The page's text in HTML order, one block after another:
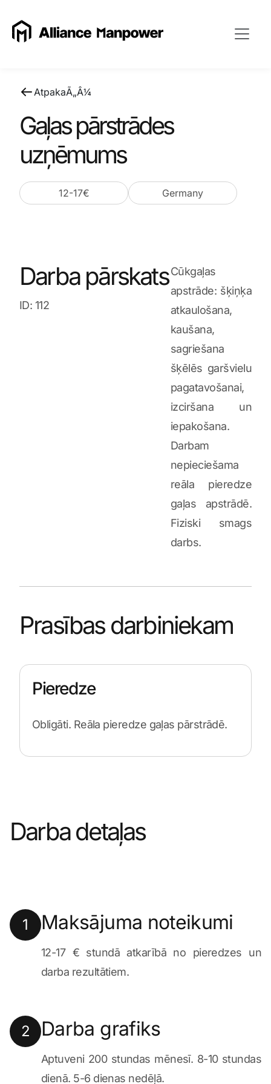
AtpakaÃ„Â¼
Gaļas pārstrādes
uzņēmums
12-17€ Germany
Darba pārskats
ID: 112
Cūkgaļas
apstrāde: šķiņķa
atkaulošana,
kaušana,
sagriešana
šķēlēs garšvielu
pagatavošanai,
izciršana un
iepakošana.
Darbam
nepieciešama
reāla pieredze
gaļas apstrādē.
Fiziski smags
darbs.
Prasības darbiniekam
Pieredze
Obligāti. Reāla pieredze gaļas pārstrādē.
Darba detaļas
1 Maksājuma noteikumi
12-17 € stundā atkarībā no pieredzes un
darba rezultātiem.
2 Darba grafiks
Aptuveni 200 stundas mēnesī. 8-10 stundas
dienā. 5-6 dienas nedēļā.